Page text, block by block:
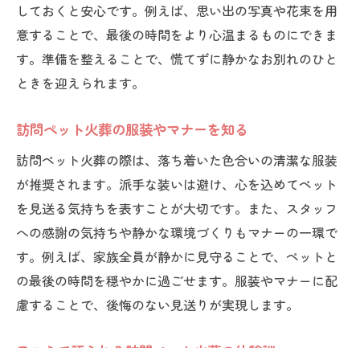
しておくと安心です。例えば、思い出の写真や花束を用
意することで、最後の時間をより心温まるものにできま
す。準備を整えることで、慌てずに静かなお別れのひと
ときを迎えられます。
訪問ペット火葬の服装やマナーを知る
訪問ペット火葬の際は、落ち着いた色合いの清潔な服装
が推奨されます。派手な装いは避け、心を込めてペット
を見送る気持ちを表すことが大切です。また、スタッフ
への感謝の気持ちや静かな環境づくりもマナーの一環で
す。例えば、家族全員が静かに見守ることで、ペットと
の最後の時間を穏やかに過ごせます。服装やマナーに配
慮することで、後悔のない見送りが実現します。